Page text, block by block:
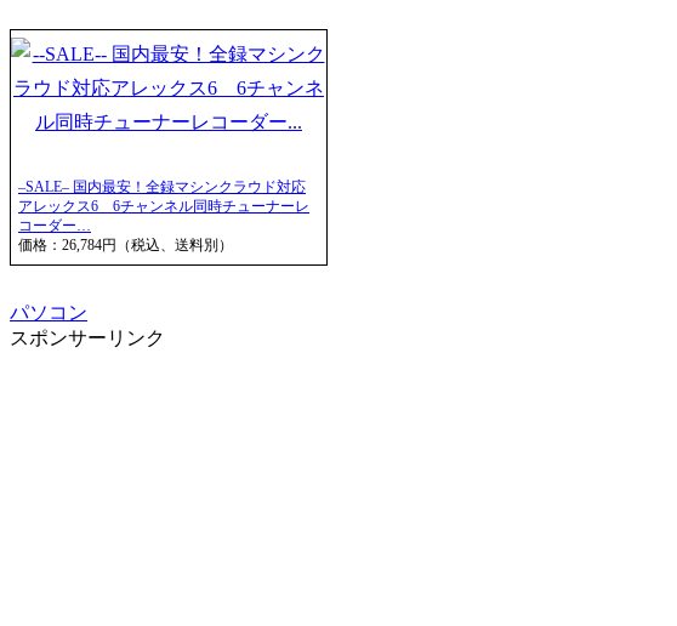
–SALE– 国内最安！全録マシンクラウド対応
アレックス6 6チャンネル同時チューナーレ
コーダー…
価格：26,784円（税込、送料別）
パソコン
スポンサーリンク